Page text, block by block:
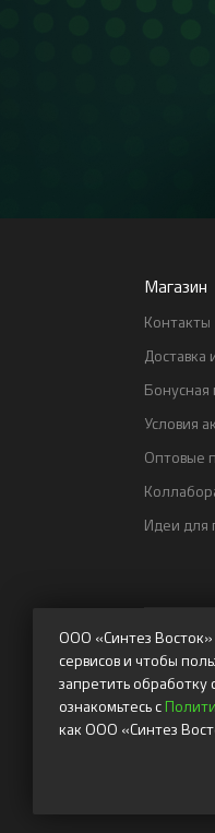
Магазин
Контакты
Доставка
Условия
Оптовые
Идеи для
ООО «Синтез Восток»
сервисов и чтобы
запретить обработку
ознакомьтесь с
как ООО «Синтез